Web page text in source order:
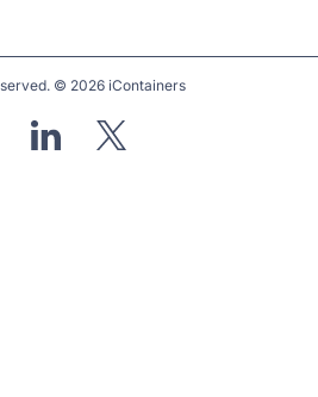
© 2026 iContainers